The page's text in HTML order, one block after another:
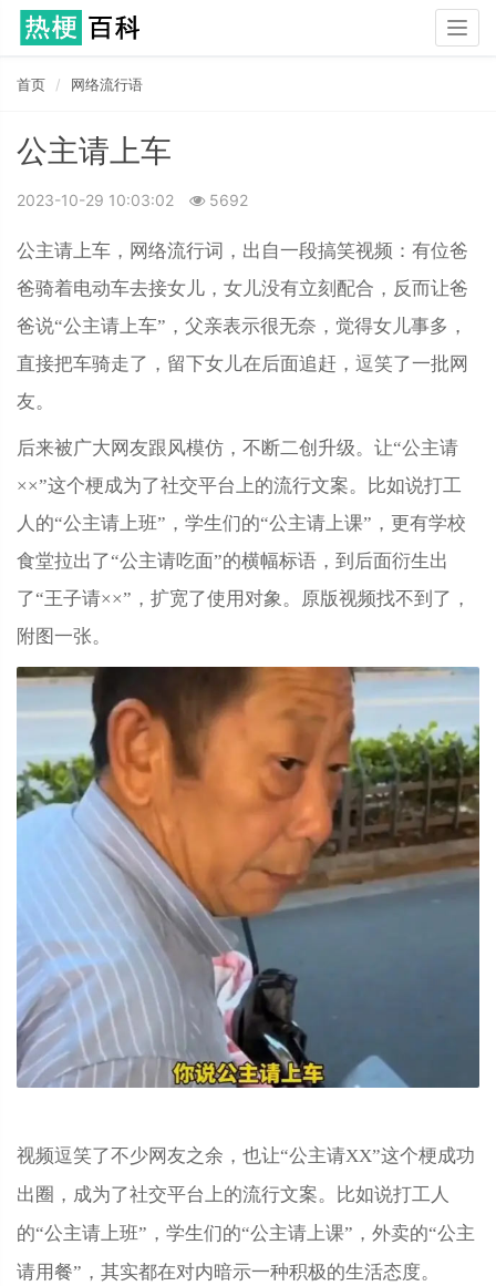
首页 网络流行语
公主请上车
2023-10-29 10:03:02 5692
公主请上车，网络流行词，出自一段搞笑视频：有位爸
爸骑着电动车去接女儿，女儿没有立刻配合，反而让爸
爸说“公主请上车”，父亲表示很无奈，觉得女儿事多，
直接把车骑走了，留下女儿在后面追赶，逗笑了一批网
友。
后来被广大网友跟风模仿，不断二创升级。让“公主请
××”这个梗成为了社交平台上的流行文案。比如说打工
人的“公主请上班”，学生们的“公主请上课”，更有学校
食堂拉出了“公主请吃面”的横幅标语，到后面衍生出
了“王子请××”，扩宽了使用对象。原版视频找不到了，
附图一张。
视频逗笑了不少网友之余，也让“公主请XX”这个梗成功
出圈，成为了社交平台上的流行文案。比如说打工人
的“公主请上班”，学生们的“公主请上课”，外卖的“公主
请用餐”，其实都在对内暗示一种积极的生活态度。